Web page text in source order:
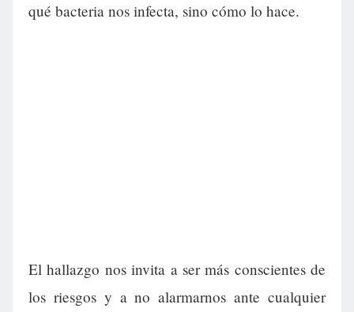
qué bacteria nos infecta, sino cómo lo hace.
El hallazgo nos invita a ser más conscientes de
los riesgos y a no alarmarnos ante cualquier